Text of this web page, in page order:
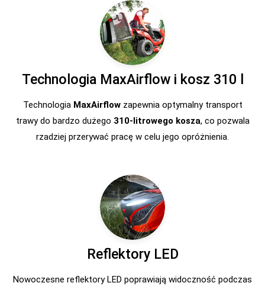
Technologia MaxAirflow i kosz 310 l
Technologia MaxAirflowzapewnia optymalny transport
trawy do bardzo dużego 310-litrowego kosza, co pozwala
rzadziej przerywać pracę w celu jego opróżnienia.
Reflektory LED
Nowoczesne reflektory LED poprawiają widoczność podczas